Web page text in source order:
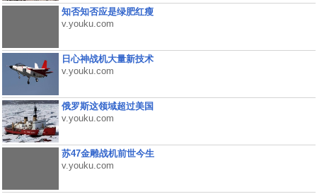
知否知否应是绿肥红瘦
v.youku.com
日心神战机大量新技术
v.youku.com
俄罗斯这领域超过美国
v.youku.com
苏47金雕战机前世今生
v.youku.com